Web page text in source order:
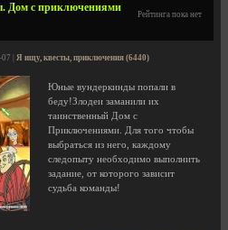
Дом с приключениями
Рейтинга пока нет
| Я ищу, квесты, приключения (6440)
Юные вундеркинды попали в
беду!Злодеи заманили их
таинственный Дом с
Приключениями. Для того чтобы
выбраться из него, каждому
следопыту необходимо выполнить
задание, от которого зависит
судьба команды!